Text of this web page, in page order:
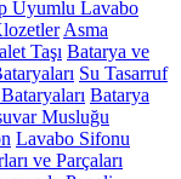
Uyumlu Lavabo
Asma
Taşı Batarya ve
Su Tasarruf
Batarya
Musluğu
Lavabo Sifonu
ve Parçaları